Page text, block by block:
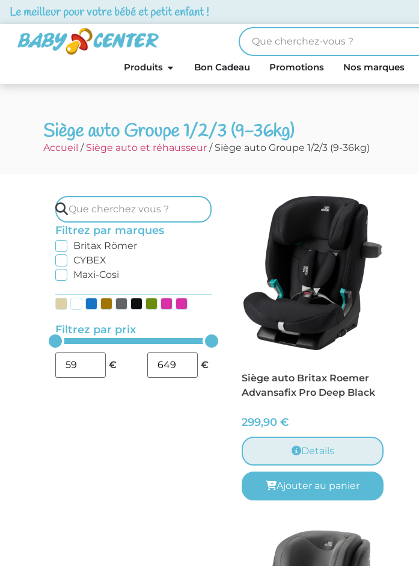
Le meilleur pour votre bébé et petit enfant !
Produits Bon Cadeau Promotions Nos marques
Siège auto Groupe 1/2/3 (9-36kg)
Accueil / Siège auto et réhausseur / Siège auto Groupe 1/2/3 (9-36kg)
Filtrez par marques
Britax Römer
CYBEX
Maxi-Cosi
Filtrez par prix
€
€
Siège auto Britax Roemer
Advansafix Pro Deep Black
299,90 €
Details
Ajouter au panier